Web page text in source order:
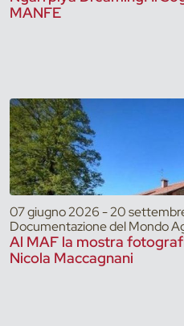
MANFE
07 giugno 2026 - 20
Documentazione del Mondo
Al MAF la mostra
Nicola Maccagnani